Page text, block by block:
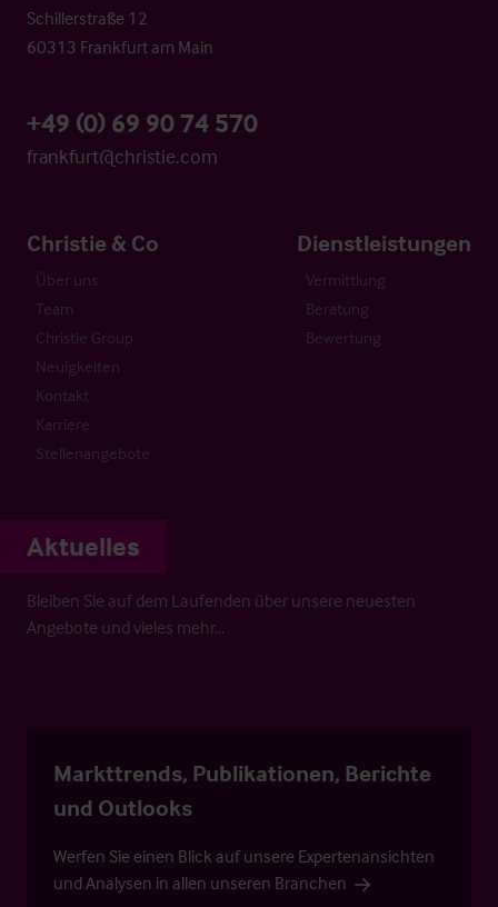
Schillerstraße 12
60313 Frankfurt am Main
+49 (0) 69 90 74 570
frankfurt@christie.com
Christie & Co
Über uns
Team
Christie Group
Neuigkeiten
Kontakt
Karriere
Stellenangebote
Dienstleistungen
Vermittlung
Beratung
Bewertung
Aktuelles
Bleiben Sie auf dem Laufenden über unsere neuesten
Angebote und vieles mehr…
Markttrends, Publikationen, Berichte
und Outlooks
Werfen Sie einen Blick auf unsere Expertenansichten
und Analysen in allen unseren Branchen